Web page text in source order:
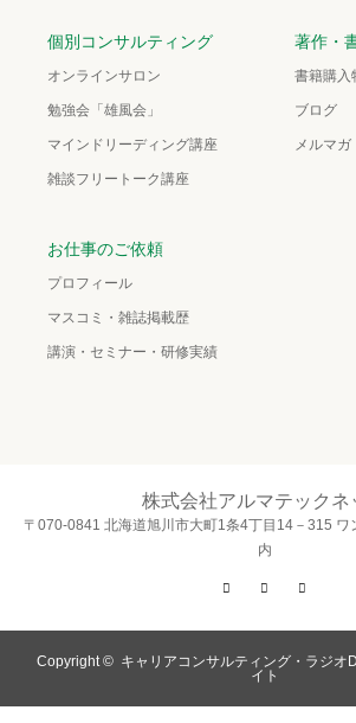
個別コンサルティング
オンラインサロン
勉強会「雄風会」
マインドリーディング講座
雑談フリートーク講座
著作・
書籍購入
ブログ
メルマガ
お仕事のご依頼
プロフィール
マスコミ・雑誌掲載歴
講演・セミナー・研修実績
株式会社アルマテックネ
〒070-0841 北海道旭川市大町1条4丁目14－315 ワ
内
Twitter
Facebook
Copyright © キャリアコンサルティング・ラジオ
イト